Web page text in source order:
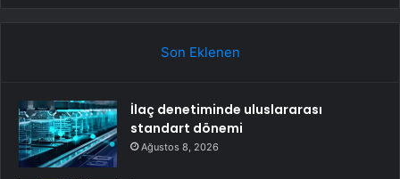
Son Eklenen
İlaç denetiminde uluslararası
standart dönemi
Ağustos 8, 2026